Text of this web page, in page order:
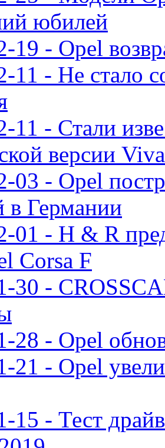
юбилей
19 - Opel
11 - Не стало
11 - Стали
версии
03 - Opel
в Германии
01 - H & R
Corsa F
30 -
28 - Opel
21 - Opel
15 - Тест